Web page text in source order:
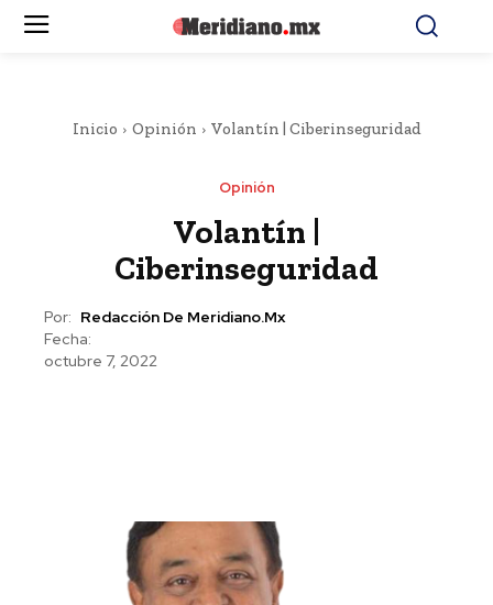
Inicio Opinión Volantín | Ciberinseguridad
Opinión
Volantín |
Ciberinseguridad
Por: Redacción De Meridiano.mx
Fecha:
octubre 7, 2022